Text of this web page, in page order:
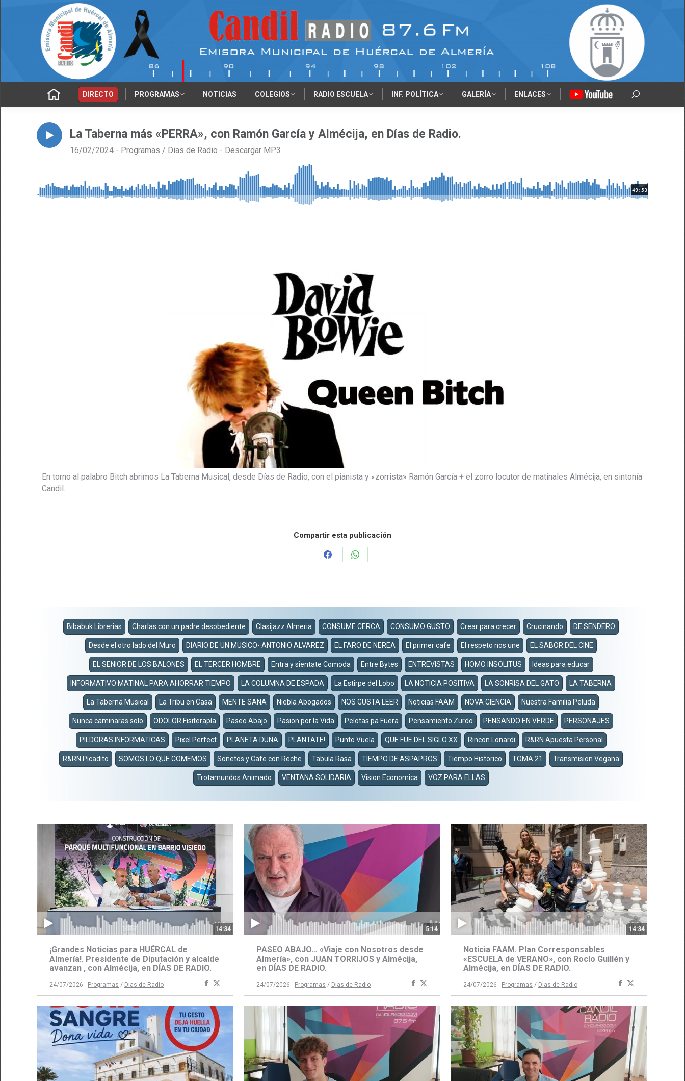
DIRECTO PROGRAMAS NOTICIAS COLEGIOS RADIO ESCUELA INF. POLÍTICA GALERÍA ENLACES Search:
La Taberna más «PERRA», con Ramón García y Almécija, en Días de Radio.
16/02/2024 - Programas / Dias de Radio - Descargar MP3
49:53
En torno al palabro Bitch abrimos La Taberna Musical, desde Días de Radio, con el pianista y «zorrista» Ramón García + el zorro locutor de matinales Almécija, en sintonía
Candil.
Compartir esta publicación
Share
Share
Bibabuk Librerias Charlas con un padre desobediente Clasijazz Almeria CONSUME CERCA CONSUMO GUSTO Crear para crecer Crucinando DE SENDERO
Desde el otro lado del Muro DIARIO DE UN MUSICO- ANTONIO ALVAREZ EL FARO DE NEREA El primer cafe El respeto nos une EL SABOR DEL CINE
EL SENIOR DE LOS BALONES EL TERCER HOMBRE Entra y sientate Comoda Entre Bytes ENTREVISTAS HOMO INSOLITUS Ideas para educar
INFORMATIVO MATINAL PARA AHORRAR TIEMPO LA COLUMNA DE ESPADA La Estirpe del Lobo LA NOTICIA POSITIVA LA SONRISA DEL GATO LA TABERNA
La Taberna Musical La Tribu en Casa MENTE SANA Niebla Abogados NOS GUSTA LEER Noticias FAAM NOVA CIENCIA Nuestra Familia Peluda
Nunca caminaras solo ODOLOR Fisiterapía Paseo Abajo Pasion por la Vida Pelotas pa Fuera Pensamiento Zurdo PENSANDO EN VERDE PERSONAJES
PILDORAS INFORMATICAS Pixel Perfect PLANETA DUNA PLANTATE! Punto Vuela QUE FUE DEL SIGLO XX Rincon Lonardi R&RN Apuesta Personal
R&RN Picadito SOMOS LO QUE COMEMOS Sonetos y Cafe con Reche Tabula Rasa TIEMPO DE ASPAPROS Tiempo Historico TOMA 21 Transmision Vegana
Trotamundos Animado VENTANA SOLIDARIA Vision Economica VOZ PARA ELLAS
14:34
¡Grandes Noticias para HUÉRCAL de
Almería!. Presidente de Diputación y alcalde
avanzan , con Almécija, en DÍAS DE RADIO.
24/07/2026 - Programas / Dias de Radio
Compartir
con
Facebook
con
Twitter
5:14
PASEO ABAJO… «Viaje con Nosotros desde
Almería», con JUAN TORRIJOS y Almécija,
en DÍAS DE RADIO.
24/07/2026 - Programas / Dias de Radio
Compartir
con
Facebook
con
Twitter
14:34
Noticia FAAM. Plan Corresponsables
«ESCUELA de VERANO», con Rocío Guillén y
Almécija, en DÍAS DE RADIO.
24/07/2026 - Programas / Dias de Radio
Compartir
con
Facebook
con
Twitter